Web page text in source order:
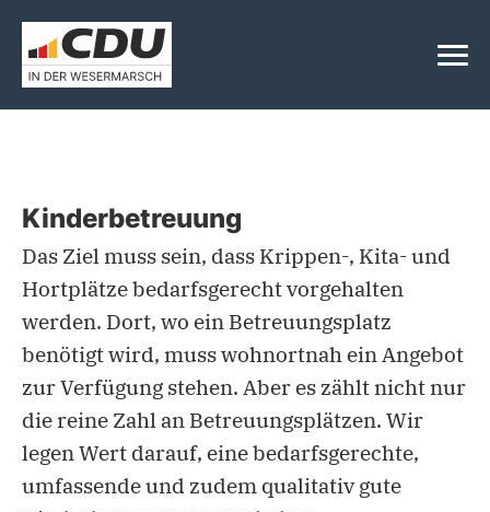
Kinderbetreuung
Das Ziel muss sein, dass Krippen-, Kita- und
Hortplätze bedarfsgerecht vorgehalten
werden. Dort, wo ein Betreuungsplatz
benötigt wird, muss wohnortnah ein Angebot
zur Verfügung stehen. Aber es zählt nicht nur
die reine Zahl an Betreuungsplätzen. Wir
legen Wert darauf, eine bedarfsgerechte,
umfassende und zudem qualitativ gute